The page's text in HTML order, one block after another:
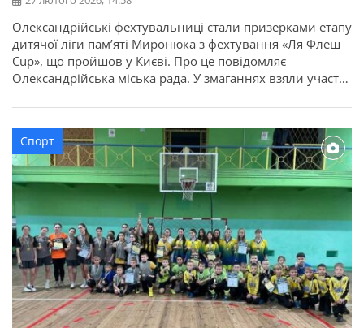
Олександрійські фехтувальниці стали призерками етапу
дитячої ліги пам’яті Миронюка з фехтування «Ля Флеш
Cup», що пройшов у Києві. Про це повідомляє
Олександрійська міська рада. У змаганнях взяли участь
України. Олександрію представили вихованці
відділення фехтування КДЮСШ №2. За результатами
поєдинків фехтувальниці у своїх категоріях вибороли:
Наші спортсмени показали […]
Спорт